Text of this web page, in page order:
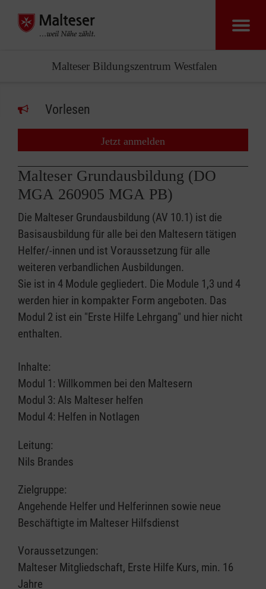
Malteser Bildungszentrum Westfalen
Vorlesen
Jetzt anmelden
Malteser Grundausbildung (DO
MGA 260905 MGA PB)
Die Malteser Grundausbildung (AV 10.1) ist die
Basisausbildung für alle bei den Maltesern tätigen
Helfer/-innen und ist Voraussetzung für alle
weiteren verbandlichen Ausbildungen.
Sie ist in 4 Module gegliedert. Die Module 1,3 und 4
werden hier in kompakter Form angeboten. Das
Modul 2 ist ein "Erste Hilfe Lehrgang" und hier nicht
enthalten.
Inhalte:
Modul 1: Willkommen bei den Maltesern
Modul 3: Als Malteser helfen
Modul 4: Helfen in Notlagen
Leitung:
Nils Brandes
Zielgruppe:
Angehende Helfer und Helferinnen sowie neue
Beschäftigte im Malteser Hilfsdienst
Voraussetzungen:
Malteser Mitgliedschaft, Erste Hilfe Kurs, min. 16
Jahre